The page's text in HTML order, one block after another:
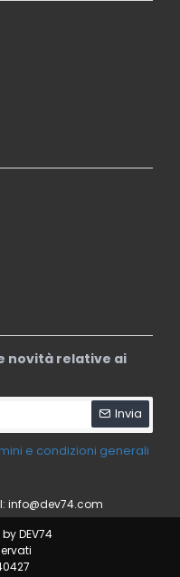
novità relative ai
Invia
e condizioni generali
info@dev74.com
DEV74